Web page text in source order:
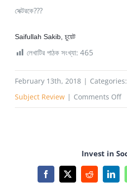
সেক্টরকে???
Saifullah Sakib, চুয়েট
লেখাটির পাঠক সংখ্যা: 465
February 13th, 2018 | Categories:
Subject Review | Comments Offon
Invest in
Facebook
X Reddit